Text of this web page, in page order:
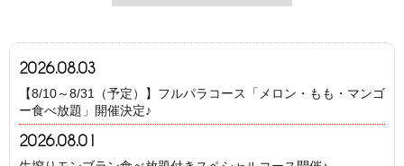
2026.08.03
【8/10～8/31（予定）】フルパラコース「メロン・もも・マンゴ
ー食べ放題」開催決定♪
2026.08.01